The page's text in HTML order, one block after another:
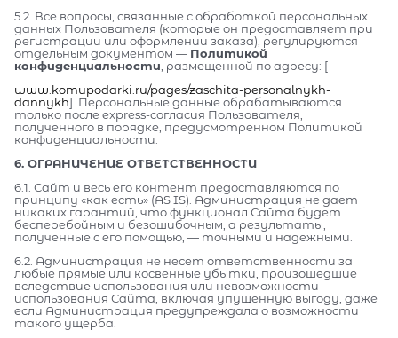
5.2. Все вопросы, связанные с обработкой персональных
данных Пользователя (которые он предоставляет при
регистрации или оформлении заказа), регулируются
отдельным документом — Политикой
конфиденциальности , размещенной по адресу: [
www.komupodarki.ru/pages/zaschita-personalnykh-
dannykh]. Персональные данные обрабатываются
только после express-согласия Пользователя,
полученного в порядке, предусмотренном Политикой
конфиденциальности.
6. ОГРАНИЧЕНИЕ ОТВЕТСТВЕННОСТИ
6.1. Сайт и весь его контент предоставляются по
принципу «как есть» (AS IS). Администрация не дает
никаких гарантий, что функционал Сайта будет
бесперебойным и безошибочным, а результаты,
полученные с его помощью, — точными и надежными.
6.2. Администрация не несет ответственности за
любые прямые или косвенные убытки, произошедшие
вследствие использования или невозможности
использования Сайта, включая упущенную выгоду, даже
если Администрация предупреждала о возможности
такого ущерба.